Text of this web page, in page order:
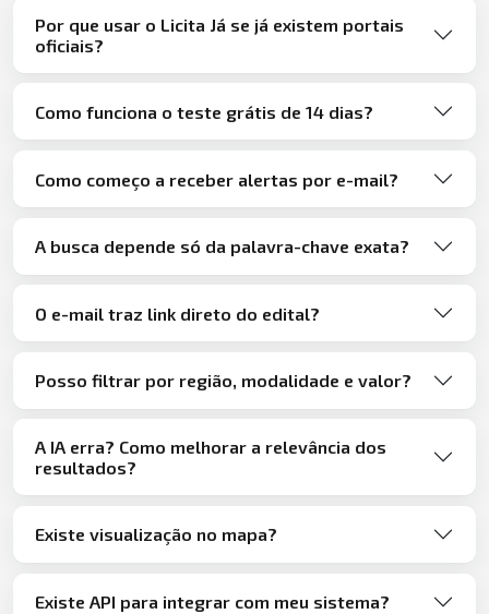
Por que usar o Licita Já se já existem portais
oficiais?
Como funciona o teste grátis de 14 dias?
Como começo a receber alertas por e-mail?
A busca depende só da palavra-chave exata?
O e-mail traz link direto do edital?
Posso filtrar por região, modalidade e valor?
A IA erra? Como melhorar a relevância dos
resultados?
Existe visualização no mapa?
Existe API para integrar com meu sistema?